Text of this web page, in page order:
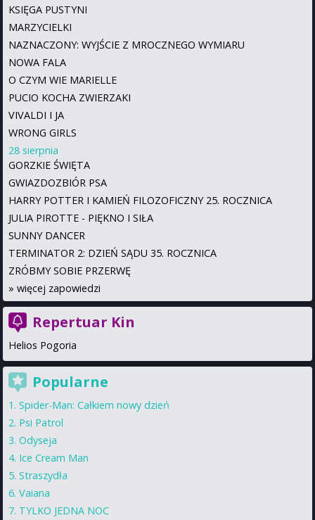
KSIĘGA PUSTYNI
MARZYCIELKI
NAZNACZONY: WYJŚCIE Z MROCZNEGO WYMIARU
NOWA FALA
O CZYM WIE MARIELLE
PUCIO KOCHA ZWIERZAKI
VIVALDI I JA
WRONG GIRLS
28 sierpnia
GORZKIE ŚWIĘTA
GWIAZDOZBIÓR PSA
HARRY POTTER I KAMIEŃ FILOZOFICZNY 25. ROCZNICA
JULIA PIROTTE - PIĘKNO I SIŁA
SUNNY DANCER
TERMINATOR 2: DZIEŃ SĄDU 35. ROCZNICA
ZRÓBMY SOBIE PRZERWĘ
» więcej zapowiedzi
Repertuar Kin
Helios Pogoria
Popularne
Spider-Man: Całkiem nowy dzień
Psi Patrol
Odyseja
Ice Cream Man
Straszydła
Vaiana
TYLKO JEDNA NOC